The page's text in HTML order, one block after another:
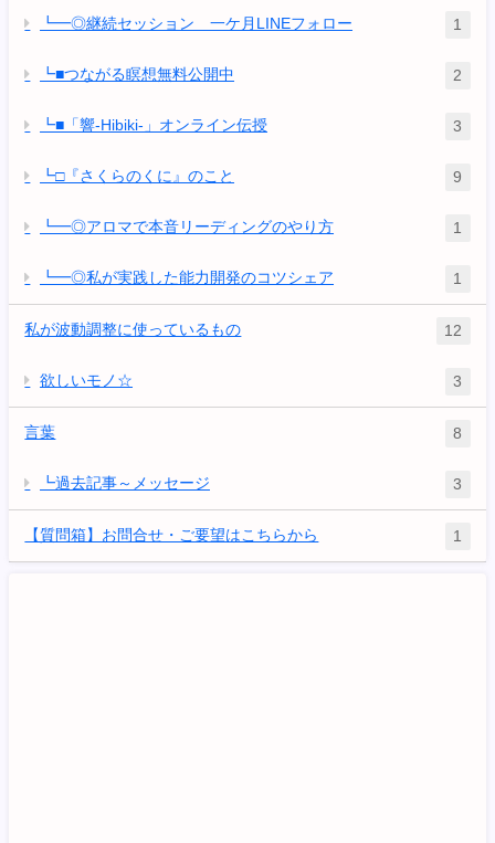
┗━◎継続セッション 一ケ月LINEフォロー 1
┗■つながる瞑想無料公開中 2
┗■「響-Hibiki-」オンライン伝授 3
┗□『さくらのくに』のこと 9
┗━◎アロマで本音リーディングのやり方 1
┗━◎私が実践した能力開発のコツシェア 1
私が波動調整に使っているもの 12
欲しいモノ☆ 3
言葉 8
┗過去記事～メッセージ 3
【質問箱】お問合せ・ご要望はこちらから 1